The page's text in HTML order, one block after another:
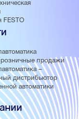
FESTO
розничные продажи
–
дистрибьютор
автоматики